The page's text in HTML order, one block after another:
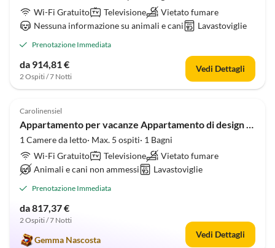
Wi-Fi Gratuito
Televisione
Vietato fumare
Nessuna informazione su animali e cani
Lavastoviglie
Prenotazione Immediata
da 914,81 €
2 Ospiti / 7 Notti
Vedi Dettagli
4.9 (2)
Carolinensiel
Appartamento per vacanze Appartamento di design Carolinensiel
1 Camere da letto· Max. 5 ospiti· 1 Bagni
Wi-Fi Gratuito
Televisione
Vietato fumare
Animali e cani non ammessi
Lavastoviglie
Prenotazione Immediata
da 817,37 €
2 Ospiti / 7 Notti
Gemma Nascosta
Vedi Dettagli